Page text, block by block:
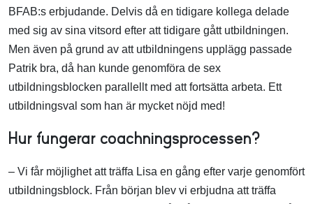
BFAB:s erbjudande. Delvis då en tidigare kollega delade
med sig av sina vitsord efter att tidigare gått utbildningen.
Men även på grund av att utbildningens upplägg passade
Patrik bra, då han kunde genomföra de sex
utbildningsblocken parallellt med att fortsätta arbeta. Ett
utbildningsval som han är mycket nöjd med!
Hur fungerar coachningsprocessen?
– Vi får möjlighet att träffa Lisa en gång efter varje genomfört
utbildningsblock. Från början blev vi erbjudna att träffa